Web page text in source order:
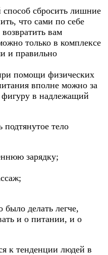
способ сбросить лишние
что сами по себе
вам
только в комплексе
и правильно
помощи физических
вполне можно за
в надлежащий
подтянутое тело
зарядку;
делать легче,
и о питании, и о
к тенденции людей в